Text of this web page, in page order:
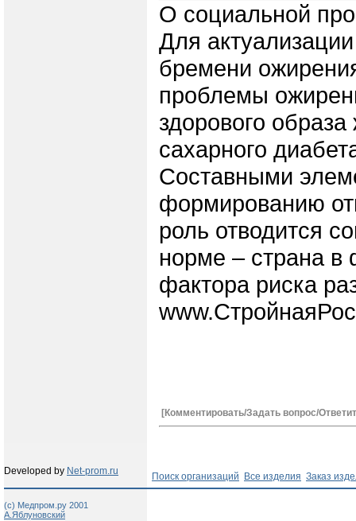
О социальной
Для
бремени
проблемы
здорового
сахарного
Составными
формированию
роль отводится
норме – страна в
фактора риска
[Комментировать/Задать вопрос/
Developed by Net-prom.ru Поиск организаций Все изделия Заказ
(c) Медпром.ру 2001
А.Яблуновский